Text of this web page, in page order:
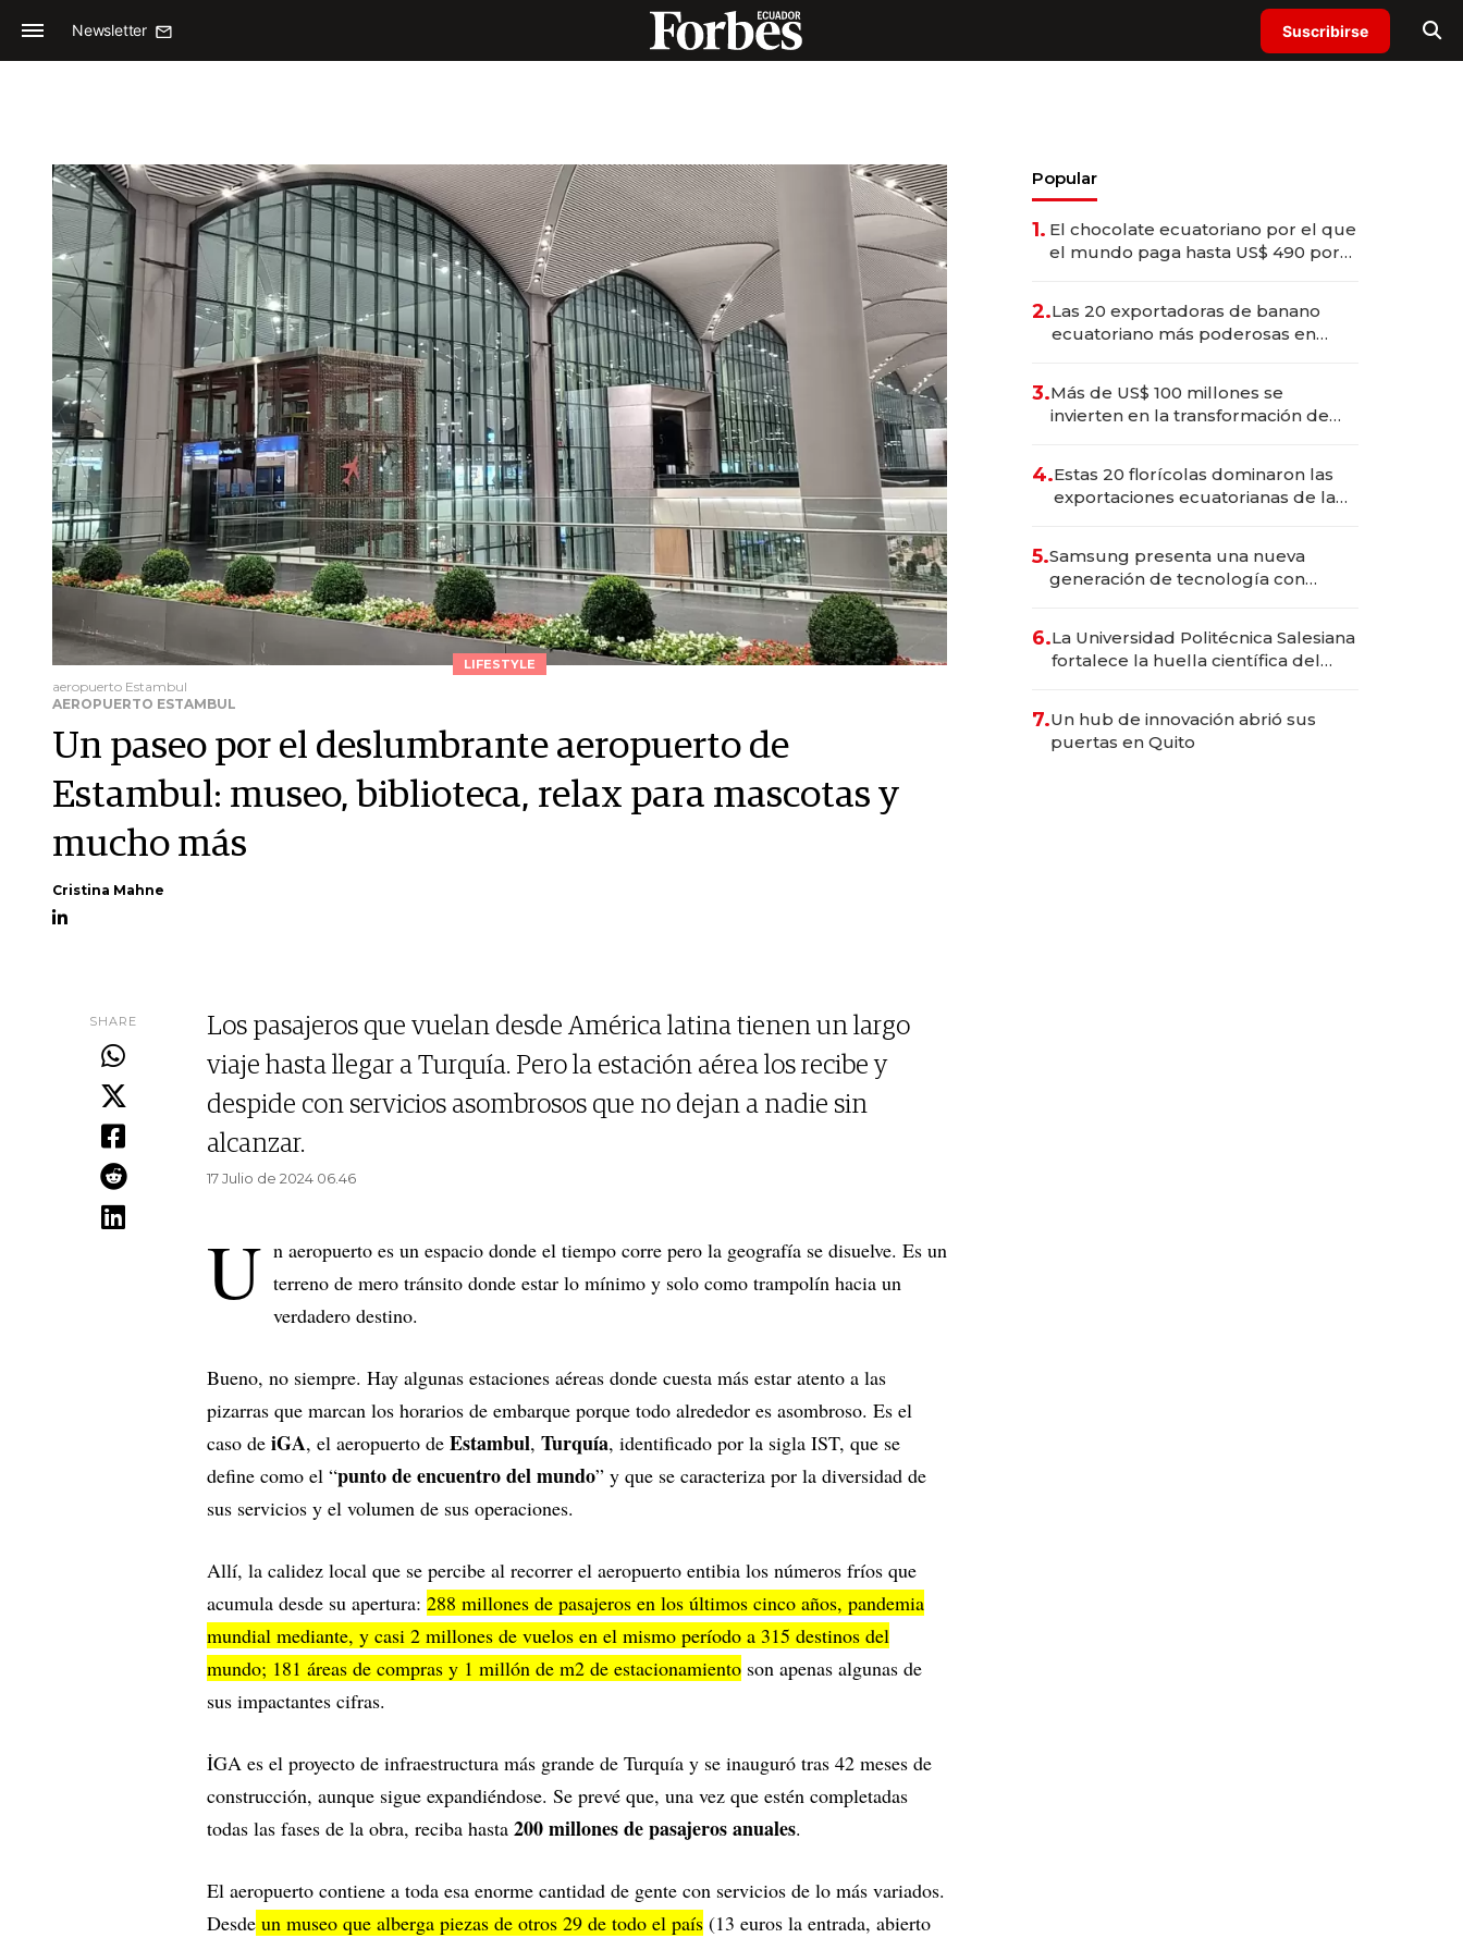
Newsletter Suscribirse
LIFESTYLE
aeropuerto Estambul
AEROPUERTO ESTAMBUL
Un paseo por el deslumbrante aeropuerto de
Estambul: museo, biblioteca, relax para mascotas y
mucho más
Cristina Mahne
SHARE
Los pasajeros que vuelan desde América latina tienen un largo
viaje hasta llegar a Turquía. Pero la estación aérea los recibe y
despide con servicios asombrosos que no dejan a nadie sin
alcanzar.
17 Julio de 2024 06.46
U n aeropuerto es un espacio donde el tiempo corre pero la geografía se disuelve. Es un
terreno de mero tránsito donde estar lo mínimo y solo como trampolín hacia un
verdadero destino.
Bueno, no siempre. Hay algunas estaciones aéreas donde cuesta más estar atento a las
pizarras que marcan los horarios de embarque porque todo alrededor es asombroso. Es el
caso de iGA, el aeropuerto de Estambul, Turquía, identificado por la sigla IST, que se
define como el “punto de encuentro del mundo” y que se caracteriza por la diversidad de
sus servicios y el volumen de sus operaciones.
Allí, la calidez local que se percibe al recorrer el aeropuerto entibia los números fríos que
acumula desde su apertura: 288 millones de pasajeros en los últimos cinco años, pandemia
mundial mediante, y casi 2 millones de vuelos en el mismo período a 315 destinos del
mundo; 181 áreas de compras y 1 millón de m2 de estacionamiento son apenas algunas de
sus impactantes cifras.
İGA es el proyecto de infraestructura más grande de Turquía y se inauguró tras 42 meses de
construcción, aunque sigue expandiéndose. Se prevé que, una vez que estén completadas
todas las fases de la obra, reciba hasta 200 millones de pasajeros anuales.
El aeropuerto contiene a toda esa enorme cantidad de gente con servicios de lo más variados.
Desde un museo que alberga piezas de otros 29 de todo el país (13 euros la entrada, abierto
Popular
1. El chocolate ecuatoriano por el que
el mundo paga hasta US$ 490 por
2.Las 20 exportadoras de banano
ecuatoriano más poderosas en
3.Más de US$ 100 millones se
invierten en la transformación de
4.Estas 20 florícolas dominaron las
exportaciones ecuatorianas de la
5.Samsung presenta una nueva
generación de tecnología con
6.La Universidad Politécnica Salesiana
fortalece la huella científica del
7.Un hub de innovación abrió sus
puertas en Quito